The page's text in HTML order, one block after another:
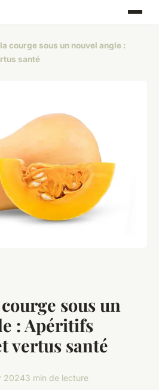
courge sous un nouvel angle :
santé
sous un
: Apéritifs
vertus santé
20243 min de lecture